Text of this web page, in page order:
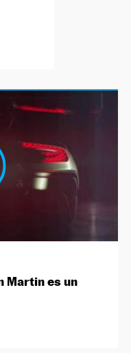
Martin es un